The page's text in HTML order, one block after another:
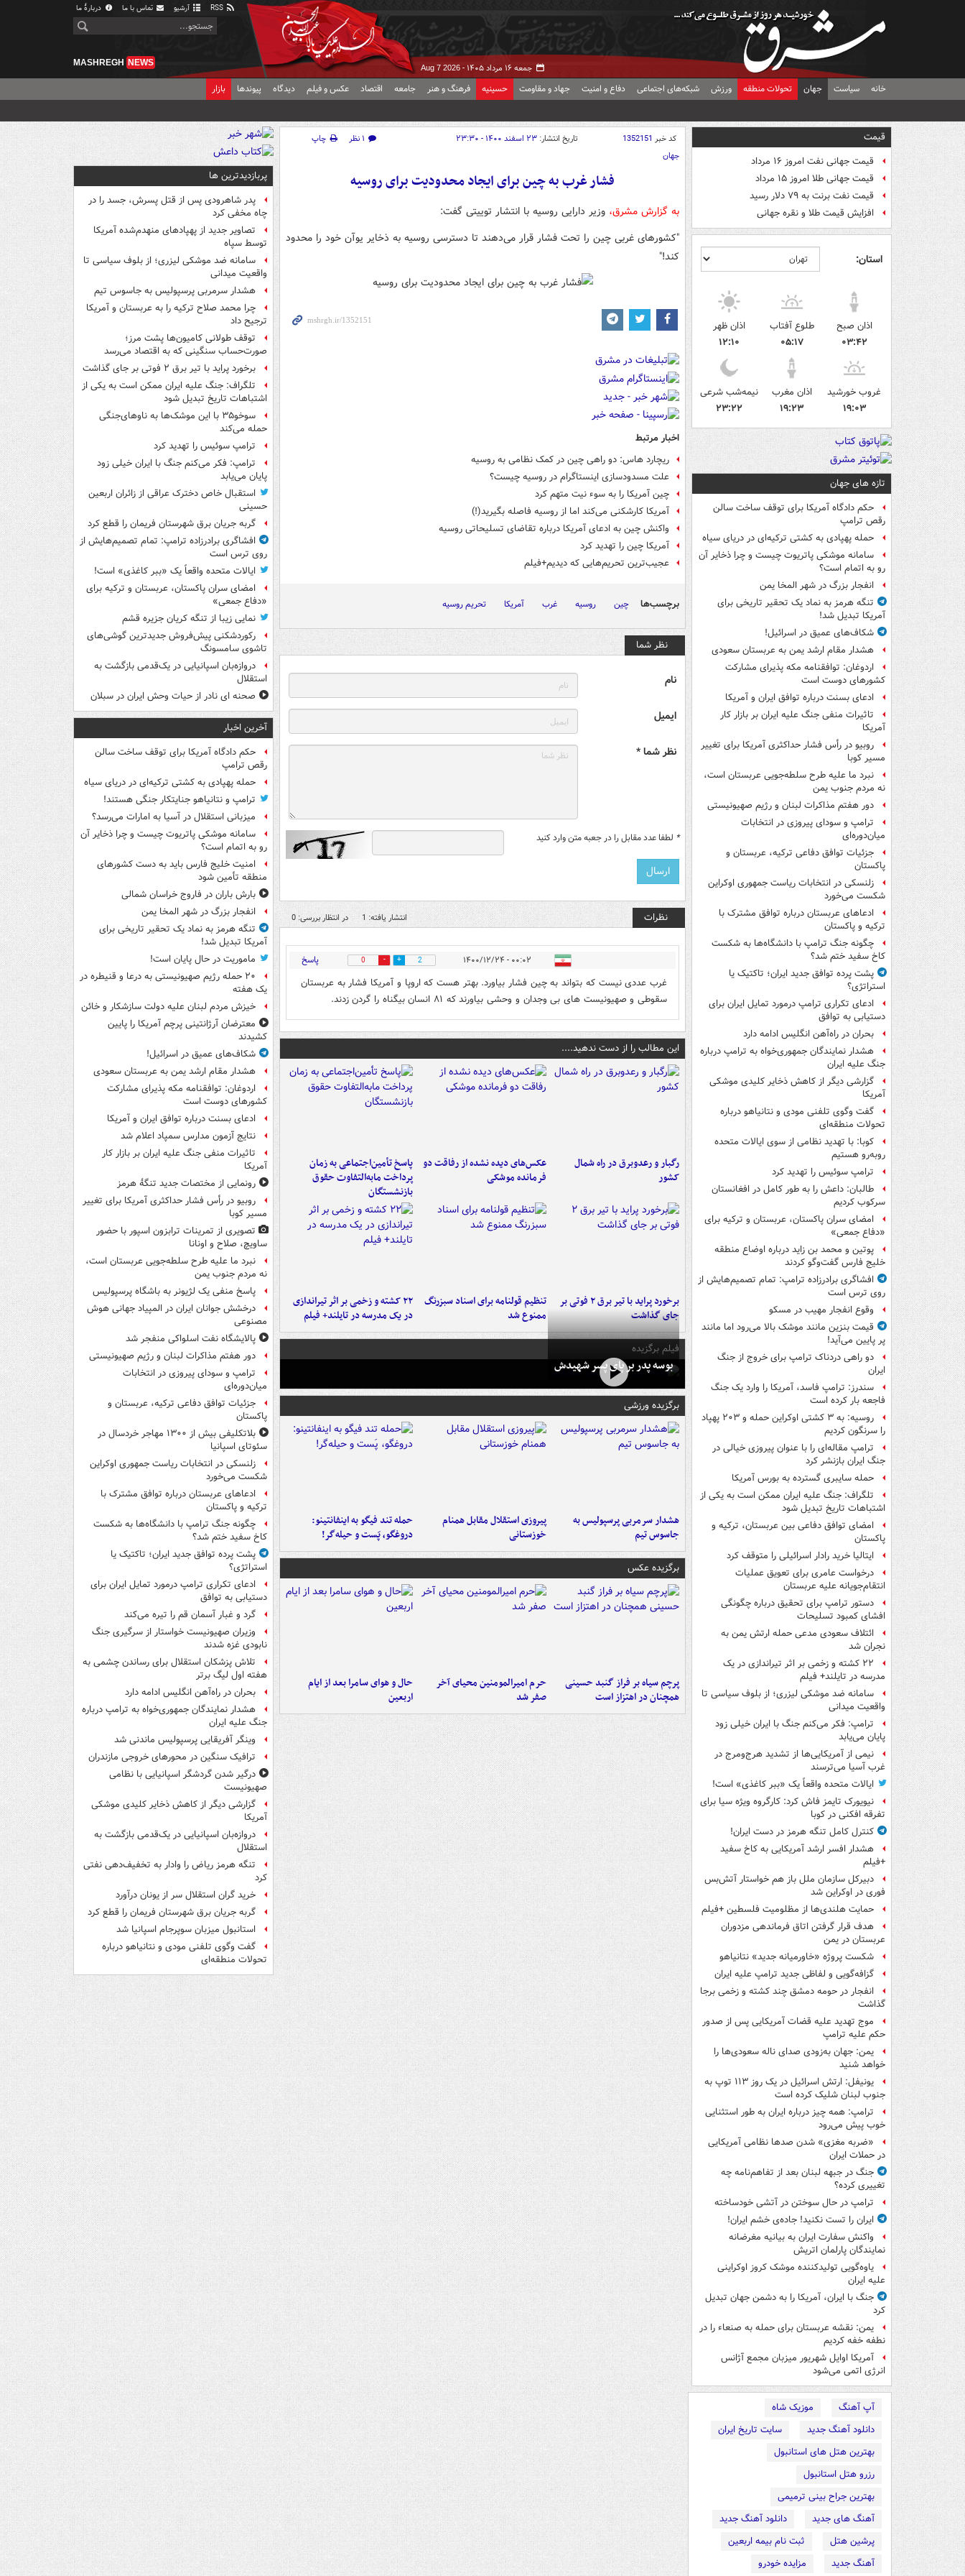
آرشیو تماس با ما دربارهٔ ما
جمعه ۱۶ مرداد ۱۴۰۵ - Aug 7 2026
MASHREGH NEWS
خانه سیاست جهان تحولات منطقه ورزش شبکه‌های اجتماعی دفاع و امنیت جهاد و مقاومت حسینیه فرهنگ و هنر جامعه اقتصاد عکس و فیلم دیدگاه پیوندها بازار
قیمت
قیمت جهانی نفت امروز ۱۶ مرداد
قیمت جهانی طلا امروز ۱۵ مرداد
قیمت نفت برنت به ۷۹ دلار رسید
افزایش قیمت طلا و نقره جهانی
استان:
اذان صبح
۰۳:۴۲
طلوع آفتاب
۰۵:۱۷
اذان ظهر
۱۲:۱۰
غروب خورشید
۱۹:۰۳
اذان مغرب
۱۹:۲۳
نیمه‌شب شرعی
۲۳:۲۲
تازه های جهان
حکم دادگاه آمریکا برای توقف ساخت سالن
رقص ترامپ
حمله پهپادی به کشتی ترکیه‌ای در دریای سیاه
سامانه موشکی پاتریوت چیست و چرا ذخایر آن
رو به اتمام است؟
انفجار بزرگ در شهر المخا یمن
تنگه هرمز به نماد یک تحقیر تاریخی برای
آمریکا تبدیل شد!
شکاف‌های عمیق در اسرائیل!
هشدار مقام ارشد یمن به عربستان سعودی
اردوغان: توافقنامه مکه پذیرای مشارکت
کشورهای دوست است
ادعای بسنت درباره توافق ایران و آمریکا
تاثیرات منفی جنگ علیه ایران بر بازار کار
آمریکا
روبیو در رأس فشار حداکثری آمریکا برای تغییر
مسیر کوبا
نبرد ما علیه طرح سلطه‌جویی عربستان است،
نه مردم جنوب یمن
دور هفتم مذاکرات لبنان و رژیم صهیونیستی
ترامپ و سودای پیروزی در انتخابات
میان‌دوره‌ای
جزئیات توافق دفاعی ترکیه، عربستان و
پاکستان
زلنسکی در انتخابات ریاست جمهوری اوکراین
شکست می‌خورد
ادعاهای عربستان درباره توافق مشترک با
ترکیه و پاکستان
چگونه جنگ ترامپ با دانشگاه‌ها به شکست
کاخ سفید ختم شد؟
پشت پرده توافق جدید ایران؛ تاکتیک یا
استراتژی؟
ادعای تکراری ترامپ درمورد تمایل ایران برای
دستیابی به توافق
بحران در راه‌آهن انگلیس ادامه دارد
هشدار نمایندگان جمهوری‌خواه به ترامپ درباره
جنگ علیه ایران
گزارشی دیگر از کاهش ذخایر کلیدی موشکی
آمریکا
گفت وگوی تلفنی مودی و نتانیاهو درباره
تحولات منطقه‌ای
کوبا: با تهدید نظامی از سوی ایالات متحده
روبه‌رو هستیم
ترامپ سوئیس را تهدید کرد
طالبان: داعش را به طور کامل در افغانستان
سرکوب کردیم
امضای سران پاکستان، عربستان و ترکیه برای
«دفاع جمعی»
پوتین و محمد بن زاید درباره اوضاع منطقه
خلیج فارس گفت‌وگو کردند
افشاگری برادرزاده ترامپ: تمام تصمیم‌هایش از
روی ترس است
وقوع انفجار مهیب در مسکو
قیمت بنزین مانند موشک بالا می‌رود اما مانند
پر پایین می‌آید!
دو راهی دردناک ترامپ برای خروج از جنگ
ایران
سندرز: ترامپ فاسد، آمریکا را وارد یک جنگ
فاجعه بار کرده است
روسیه: به ۳ کشتی اوکراین حمله و ۲۰۳ پهپاد
را سرنگون کردیم
ترامپ مقاله‌ای را با عنوان پیروزی خیالی در
جنگ ایران بازنشر کرد
حمله سایبری گسترده به بورس آمریکا
تلگراف: جنگ علیه ایران ممکن است به یکی از
اشتباهات تاریخ تبدیل شود
امضای توافق دفاعی بین عربستان، ترکیه و
پاکستان
ایتالیا خرید رادار اسرائیلی را متوقف کرد
درخواست عامری برای تعویق عملیات
انتقام‌جویانه علیه عربستان
دستور ترامپ برای تحقیق درباره چگونگی
افشای کمبود تسلیحات
ائتلاف سعودی مدعی حمله ارتش یمن به
نجران شد
۲۲ کشته و زخمی بر اثر تیراندازی در یک
مدرسه در تایلند+ فیلم
سامانه ضد موشکی لیزری؛ از بلوف سیاسی تا
واقعیت میدانی
ترامپ: فکر می‌کنم جنگ با ایران خیلی زود
پایان می‌یابد
نیمی از آمریکایی‌ها از تشدید هرج‌ومرج در
غرب آسیا می‌ترسند
ایالات متحده واقعاً یک «ببر کاغذی» است!
نیویورک تایمز فاش کرد: کارگروه ویژه سیا برای
تفرقه افکنی در کوبا
کنترل کامل تنگه هرمز در دست ایران!
هشدار افسر ارشد آمریکایی به کاخ سفید
+فیلم
دبیرکل سازمان ملل باز هم خواستار آتش‌بس
فوری در اوکراین شد
حمایت هلندی‌ها از مظلومیت فلسطین +فیلم
هدف قرار گرفتن اتاق‌ فرماندهی مزدوران
عربستان در یمن
شکست پروژه «خاورمیانه جدید» نتانیاهو
گزافه‌گویی و لفاظی جدید ترامپ علیه ایران
انفجار در حومه دمشق چند کشته و زخمی برجا
گذاشت
موج تهدید علیه قضات آمریکایی پس از صدور
حکم علیه ترامپ
یمن: جهان به‌زودی صدای ناله سعودی‌ها را
خواهد شنید
یونیفل: ارتش اسرائیل در یک روز ۱۱۳ توپ به
جنوب لبنان شلیک کرده است
ترامپ: همه چیز درباره ایران به طور استثنایی
خوب پیش می‌رود
«ضربه مغزی» شدن صدها نظامی آمریکایی
در حملات ایران
جنگ در جبهه لبنان بعد از تفاهم‌نامه چه
تغییری کرده؟
ترامپ در حال سوختن در آتشی خودساخته
ایران را تست نکنید! جاده‌ی خشم ایران!
واکنش سفارت ایران به بیانیه مغرضانه
نمایندگان پارلمان اتریش
یاوه‌گویی تولیدکننده موشک کروز اوکراینی
علیه ایران
جنگ با ایران، آمریکا را به دشمن جهان تبدیل
کرد
یمن: نقشه عربستان برای حمله به صنعاء را در
نطفه خفه کردیم
آمریکا اوایل شهریور میزبان مجمع آژانس
انرژی اتمی می‌شود
آپ آهنگ
موزیک شاه
دانلود آهنگ جدید
سایت تاریخ ایران
بهترین هتل های استانبول
رزرو هتل استانبول
بهترین جراح بینی ترمیمی
آهنگ های جدید
دانلود آهنگ جدید
پرشین هتل
ثبت نام بیمه اربعین
آهنگ جدید
مزایده خودرو
کد خبر 1352151 تاریخ انتشار: ۲۳ اسفند ۱۴۰۰ - ۲۳:۳۰ ۱ نظر
چاپ
جهان
فشار غرب به چین برای ایجاد محدودیت برای روسیه
به گزارش مشرق، وزیر دارایی روسیه با انتشار توییتی گفت:
"کشورهای غربی چین را تحت فشار قرار می‌دهند تا دسترسی روسیه به ذخایر یوآن خود را محدود
کند!"
اخبار مرتبط
ریچارد هاس: دو راهی چین در کمک نظامی به روسیه
علت مسدودسازی ‏اینستاگرام در روسیه چیست؟
چین آمریکا را به سوء نیت متهم کرد
آمریکا کارشکنی می‌کند اما از روسیه فاصله بگیرید(!)
واکنش چین به ادعای آمریکا درباره تقاضای تسلیحاتی روسیه
آمریکا چین را تهدید کرد
عجیب‌ترین تحریم‌هایی که دیدیم+فیلم
برچسب‌ها چین روسیه غرب آمریکا تحریم روسیه
نظر شما
نام
ایمیل
نظر شما *
* لطفا عدد مقابل را در جعبه متن وارد کنید
نظرات انتشار یافته: 1 در انتظار بررسی: 0
۰۰:۰۲ - ۱۴۰۰/۱۲/۲۴ 2
0 پاسخ
غرب عددی نیست که بتواند به چین فشار بیاورد. بهتر هست که اروپا و آمریکا فشار به عربستان
سقوطی و صهیونیست های بی وجدان و وحشی بیاورند که ۸۱ انسان بیگناه را گردن زدند.
این مطالب را از دست ندهید....
رگبار و رعدوبرق در راه شمال
کشور
عکس‌های دیده نشده از رفاقت دو
فرمانده‌ موشکی
پاسخ تأمین‌اجتماعی به زمان
پرداخت مابه‌التفاوت حقوق
بازنشستگان
برخورد پراید با تیر برق ۲ فوتی بر
جای گذاشت
تنظیم قولنامه برای اسناد سبزرنگ
ممنوع شد
۲۲ کشته و زخمی بر اثر تیراندازی
در یک مدرسه در تایلند+ فیلم
فیلم برگزیده
بوسه‌ پدر بر پای پسر شهیدش
برگزیده ورزشی
هشدار سرمربی پرسپولیس به
جاسوس تیم
پیروزی استقلال مقابل همنام
خوزستانی
حمله تند فیگو به اینفانتینو:
دروغگو، پَست‌ و حیله‌گر!
برگزیده عکس
پرچم سیاه بر فراز گنبد حسینی
همچنان در اهتزاز است
حرم امیرالمومنین محیای آخر
صفر شد
حال و هوای سامرا بعد از ایام
اربعین
پربازدیدترین ها
پدر شاهرودی پس از قتل پسرش، جسد را در
چاه مخفی کرد
تصاویر جدید از پهپادهای منهدم‌شده آمریکا
توسط سپاه
سامانه ضد موشکی لیزری؛ از بلوف سیاسی تا
واقعیت میدانی
هشدار سرمربی پرسپولیس به جاسوس تیم
چرا محمد صلاح ترکیه را به عربستان و آمریکا
ترجیح داد
توقف طولانی کامیون‌ها پشت مرز؛
صورت‌حساب سنگینی که به اقتصاد می‌رسد
برخورد پراید با تیر برق ۲ فوتی بر جای گذاشت
تلگراف: جنگ علیه ایران ممکن است به یکی از
اشتباهات تاریخ تبدیل شود
سوخو۳۵ با این موشک‌ها به ناوهای‌جنگی
حمله می‌کند
ترامپ سوئیس را تهدید کرد
ترامپ: فکر می‌کنم جنگ با ایران خیلی زود
پایان می‌یابد
استقبال خاص دخترک عراقی از زائران اربعین
حسینی
گربه جریان برق شهرستان فریمان را قطع کرد
افشاگری برادرزاده ترامپ: تمام تصمیم‌هایش از
روی ترس است
ایالات متحده واقعاً یک «ببر کاغذی» است!
امضای سران پاکستان، عربستان و ترکیه برای
«دفاع جمعی»
نمایی زیبا از تنگه کریان جزیره قشم
رکوردشکنی پیش‌فروش جدیدترین گوشی‌های
تاشوی سامسونگ
دروازه‌بان اسپانیایی در یک‌قدمی بازگشت به
استقلال
صحنه ای نادر از حیات وحش ایران در سبلان
آخرین اخبار
حکم دادگاه آمریکا برای توقف ساخت سالن
رقص ترامپ
حمله پهپادی به کشتی ترکیه‌ای در دریای سیاه
ترامپ و نتانیاهو جنایتکار جنگی هستند!
میزبانی استقلال در آسیا به امارات می‌رسد؟
سامانه موشکی پاتریوت چیست و چرا ذخایر آن
رو به اتمام است؟
امنیت خلیج فارس باید به دست کشورهای
منطقه تأمین شود
بارش باران در فاروج خراسان شمالی
انفجار بزرگ در شهر المخا یمن
تنگه هرمز به نماد یک تحقیر تاریخی برای
آمریکا تبدیل شد!
ماموریت در حال پایان است!
۲۰ حمله رژیم صهیونیستی به درعا و قنیطره در
یک هفته
خیزش مردم لبنان علیه دولت سازشکار و خائن
معترضان آرژانتینی پرچم آمریکا را پایین
کشیدند
شکاف‌های عمیق در اسرائیل!
هشدار مقام ارشد یمن به عربستان سعودی
اردوغان: توافقنامه مکه پذیرای مشارکت
کشورهای دوست است
ادعای بسنت درباره توافق ایران و آمریکا
نتایج آزمون مدارس سمپاد اعلام شد
تاثیرات منفی جنگ علیه ایران بر بازار کار
آمریکا
رونمایی از مختصات جدید تنگۀ هرمز
روبیو در رأس فشار حداکثری آمریکا برای تغییر
مسیر کوبا
تصویری از تمرینات ترابزون اسپور با حضور
ساویچ، صلاح و اونانا
نبرد ما علیه طرح سلطه‌جویی عربستان است،
نه مردم جنوب یمن
پاسخ منفی یک لژیونر به باشگاه پرسپولیس
درخشش جوانان ایران در المپیاد جهانی هوش
مصنوعی
پالایشگاه نفت اسلواکی منفجر شد
دور هفتم مذاکرات لبنان و رژیم صهیونیستی
ترامپ و سودای پیروزی در انتخابات
میان‌دوره‌ای
جزئیات توافق دفاعی ترکیه، عربستان و
پاکستان
بلاتکلیفی بیش از ۱۳۰۰ مهاجر خردسال در
سئوتای اسپانیا
زلنسکی در انتخابات ریاست جمهوری اوکراین
شکست می‌خورد
ادعاهای عربستان درباره توافق مشترک با
ترکیه و پاکستان
چگونه جنگ ترامپ با دانشگاه‌ها به شکست
کاخ سفید ختم شد؟
پشت پرده توافق جدید ایران؛ تاکتیک یا
استراتژی؟
ادعای تکراری ترامپ درمورد تمایل ایران برای
دستیابی به توافق
گرد و غبار آسمان قم را تیره می‌کند
وزیران صهیونیست خواستار از سرگیری جنگ
نابودی غزه شدند
تلاش پزشکان استقلال برای رساندن چشمی به
هفته اول لیگ برتر
بحران در راه‌آهن انگلیس ادامه دارد
هشدار نمایندگان جمهوری‌خواه به ترامپ درباره
جنگ علیه ایران
وینگر آفریقایی پرسپولیس ماندنی شد
ترافیک سنگین در محورهای خروجی مازندران
درگیر شدن گردشگر اسپانیایی با نظامی
صهیونیست
گزارشی دیگر از کاهش ذخایر کلیدی موشکی
آمریکا
دروازه‌بان اسپانیایی در یک‌قدمی بازگشت به
استقلال
تنگه هرمز ریاض را وادار به تخفیف‌دهی نفتی
کرد
خرید گران استقلال سر از یونان درآورد
گربه جریان برق شهرستان فریمان را قطع کرد
استانبول میزبان سوپرجام اسپانیا شد
گفت وگوی تلفنی مودی و نتانیاهو درباره
تحولات منطقه‌ای